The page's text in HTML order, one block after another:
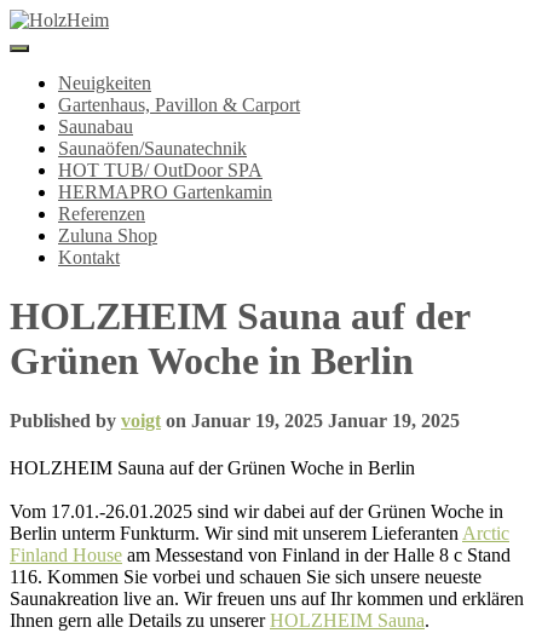
Navigation
umschalten
Neuigkeiten
Gartenhaus, Pavillon & Carport
Saunabau
Saunaöfen/Saunatechnik
HOT TUB/ OutDoor SPA
HERMAPRO Gartenkamin
Referenzen
Zuluna Shop
Kontakt
HOLZHEIM Sauna auf der
Grünen Woche in Berlin
Published by voigt on Januar 19, 2025 Januar 19, 2025
HOLZHEIM Sauna auf der Grünen Woche in Berlin
Vom 17.01.-26.01.2025 sind wir dabei auf der Grünen Woche in
Berlin unterm Funkturm. Wir sind mit unserem Lieferanten Arctic
Finland House am Messestand von Finland in der Halle 8 c Stand
116. Kommen Sie vorbei und schauen Sie sich unsere neueste
Saunakreation live an. Wir freuen uns auf Ihr kommen und erklären
Ihnen gern alle Details zu unsererHOLZHEIM Sauna.